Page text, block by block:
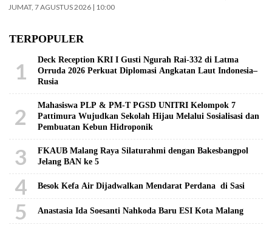
Masjid Agung Jami Malang
JUMAT, 7 AGUSTUS 2026 | 10:00
TERPOPULER
1
Deck Reception KRI I Gusti Ngurah Rai-332 di Latma
Orruda 2026 Perkuat Diplomasi Angkatan Laut Indonesia–
Rusia
2
Mahasiswa PLP & PM-T PGSD UNITRI Kelompok 7
Pattimura Wujudkan Sekolah Hijau Melalui Sosialisasi dan
Pembuatan Kebun Hidroponik
3
FKAUB Malang Raya Silaturahmi dengan Bakesbangpol
Jelang BAN ke 5
4 Besok Kefa Air Dijadwalkan Mendarat Perdana di Sasi
5 Anastasia Ida Soesanti Nahkoda Baru ESI Kota Malang